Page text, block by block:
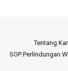
Tentang
SOP Perlindungan